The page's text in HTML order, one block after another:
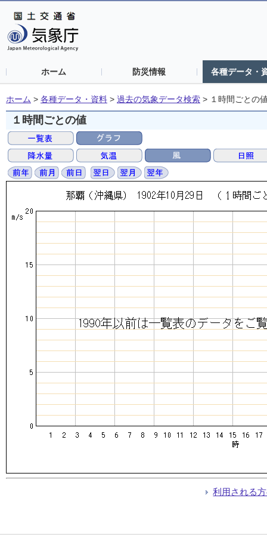
ホーム 防災情報 各種データ・
ホーム > 各種データ・資料 > 過去の気象データ検索 > １時間ごとの
１時間ごとの値
利用される